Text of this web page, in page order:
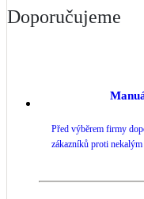
Stínicí
Doporučujeme
Před výběrem firmy
zákazníků proti